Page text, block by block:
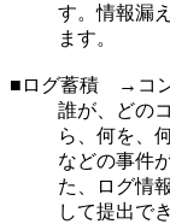
す。情報漏
ます。
■ログ蓄積 →コン
誰が、どの
ら、何を、
などの事件
た、ログ情
して提出で